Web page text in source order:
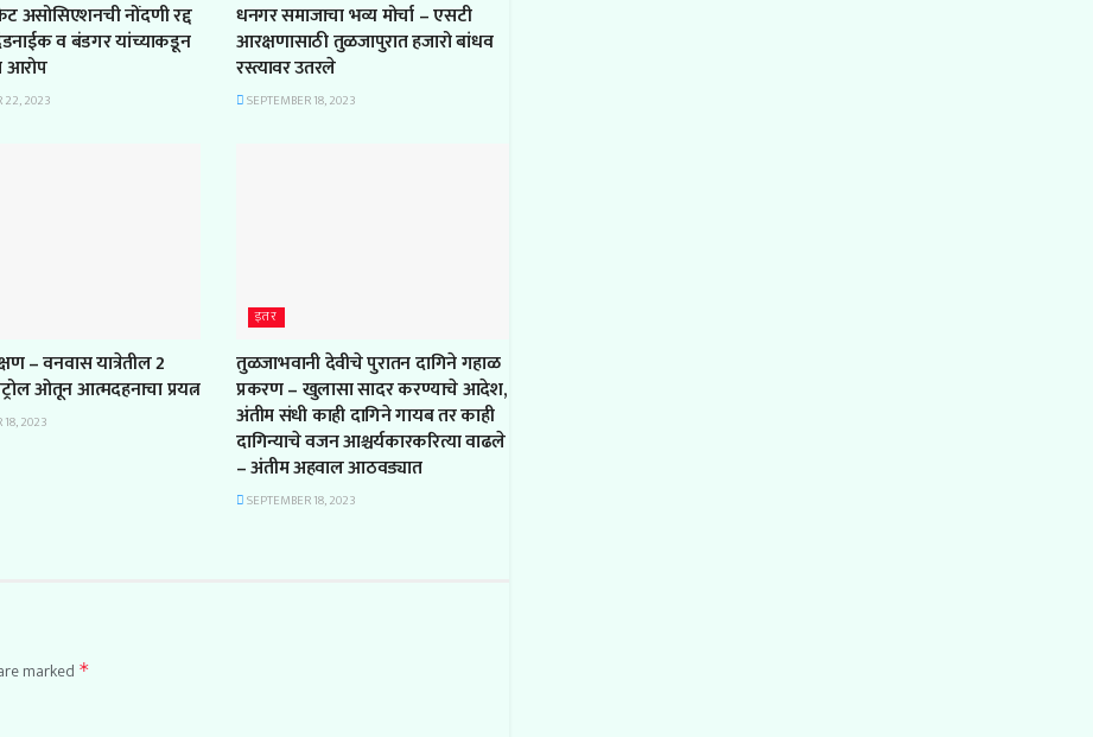
असोसिएशनची नोंदणी रद्द
व बंडगर यांच्याकडून
आरोप
22, 2023
धनगर समाजाचा भव्य मोर्चा – एसटी
आरक्षणासाठी तुळजापुरात हजारो बांधव
रस्त्यावर उतरले
SEPTEMBER 18, 2023
– वनवास यात्रेतील 2
ओतून आत्मदहनाचा प्रयत्न
18, 2023
इतर
तुळजाभवानी देवीचे पुरातन दागिने गहाळ
प्रकरण – खुलासा सादर करण्याचे आदेश,
अंतीम संधी काही दागिने गायब तर काही
दागिन्याचे वजन आश्चर्यकारकरित्या वाढले
– अंतीम अहवाल आठवड्यात
SEPTEMBER 18, 2023
marked *